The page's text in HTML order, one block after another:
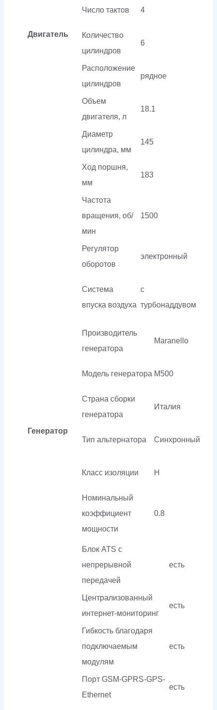
Двигатель
Число тактов 4
Количество
цилиндров
6
Расположение
цилиндров
рядное
Объем
двигателя, л
18.1
Диаметр
цилиндра, мм
145
Ход поршня,
мм
183
Частота
вращения, об/
мин
1500
Регулятор
оборотов
электронный
Система
впуска воздуха
с
турбонаддувом
Генератор
Производитель
генератора
Maranello
Модель генератора M500
Страна сборки
генератора
Италия
Тип альтернатора Синхронный
Класс изоляции H
Номинальный
коэффициент
мощности
0.8
Блок ATS с
непрерывной
передачей
есть
Централизованный
интернет-мониторинг
есть
Гибкость благодаря
подключаемым
модулям
есть
Порт GSM-GPRS-GPS-
Ethernet
есть